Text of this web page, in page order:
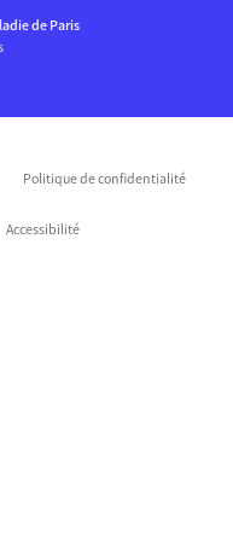
de Paris
Politique de confidentialité
Accessibilité